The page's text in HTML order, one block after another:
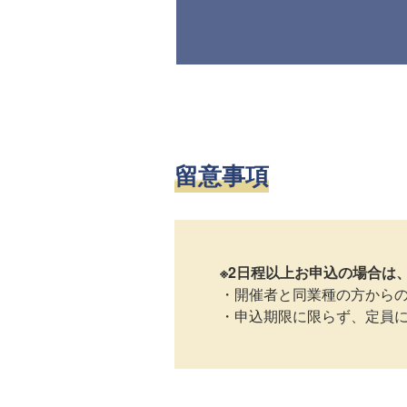
留意事項
※2日程以上お申込の場合は
・開催者と同業種の方から
・申込期限に限らず、定員